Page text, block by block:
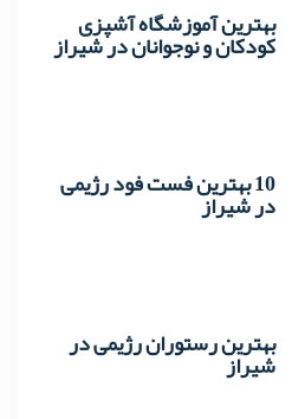
بهترین آموزشگاه آشپزی
کودکان و نوجوانان در شیراز
10 بهترین فست فود رژیمی
در شیراز
بهترین رستوران رژیمی در
شیراز